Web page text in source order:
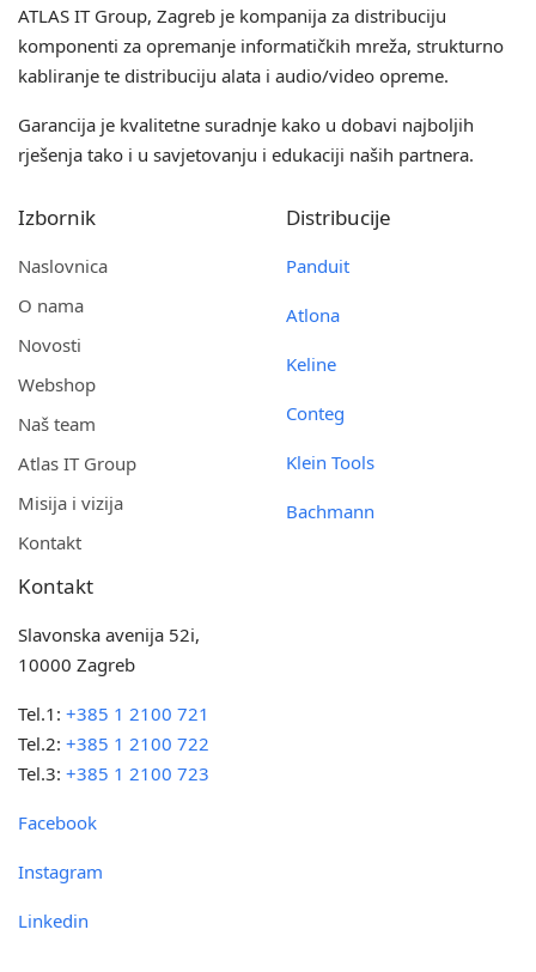
ATLAS IT Group, Zagreb je kompanija za distribuciju
komponenti za opremanje informatičkih mreža, strukturno
kabliranje te distribuciju alata i audio/video opreme.
Garancija je kvalitetne suradnje kako u dobavi najboljih
rješenja tako i u savjetovanju i edukaciji naših partnera.
Izbornik
Naslovnica
O nama
Novosti
Webshop
Naš team
Atlas IT Group
Misija i vizija
Kontakt
Distribucije
Panduit
Atlona
Keline
Conteg
Klein Tools
Bachmann
Kontakt
Slavonska avenija 52i,
10000 Zagreb
Tel.1:+385 1 2100 721
Tel.2:+385 1 2100 722
Tel.3:+385 1 2100 723
Facebook
Instagram
Linkedin